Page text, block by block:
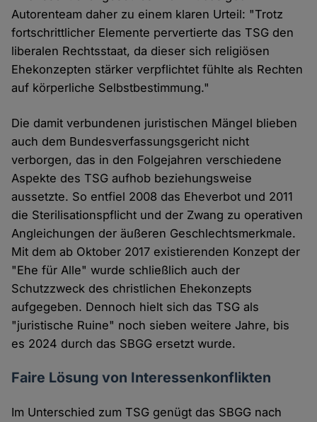
Autorenteam daher zu einem klaren Urteil: "Trotz
fortschrittlicher Elemente pervertierte das TSG den
liberalen Rechtsstaat, da dieser sich religiösen
Ehekonzepten stärker verpflichtet fühlte als Rechten
auf körperliche Selbstbestimmung."
Die damit verbundenen juristischen Mängel blieben
auch dem Bundesverfassungsgericht nicht
verborgen, das in den Folgejahren verschiedene
Aspekte des TSG aufhob beziehungsweise
aussetzte. So entfiel 2008 das Eheverbot und 2011
die Sterilisationspflicht und der Zwang zu operativen
Angleichungen der äußeren Geschlechtsmerkmale.
Mit dem ab Oktober 2017 existierenden Konzept der
"Ehe für Alle" wurde schließlich auch der
Schutzzweck des christlichen Ehekonzepts
aufgegeben. Dennoch hielt sich das TSG als
"juristische Ruine" noch sieben weitere Jahre, bis
es 2024 durch das SBGG ersetzt wurde.
Faire Lösung von Interessenkonflikten
Im Unterschied zum TSG genügt das SBGG nach